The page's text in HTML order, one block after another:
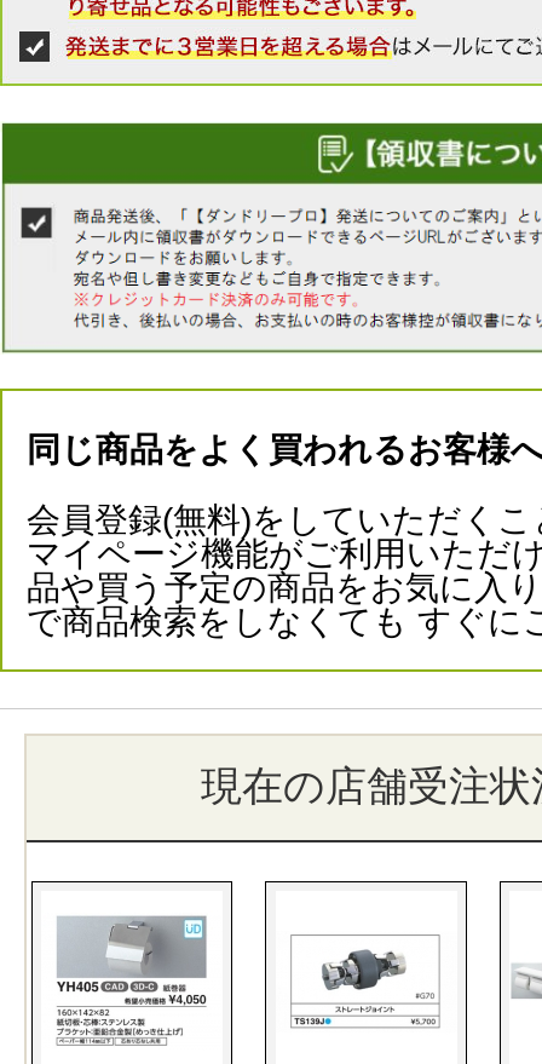
同じ商品をよく買われるお客様
会員登録(無料)をしていただくこ
マイページ機能がご利用いただ
品や買う予定の商品をお気に入
で商品検索をしなくても すぐに
現在の店舗受注状